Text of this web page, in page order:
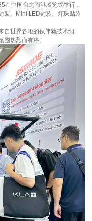
中国台北南港展览馆举行，
装、Mini LED封装、灯珠贴装
世界各地的伙伴就技术细
热烈而有序。